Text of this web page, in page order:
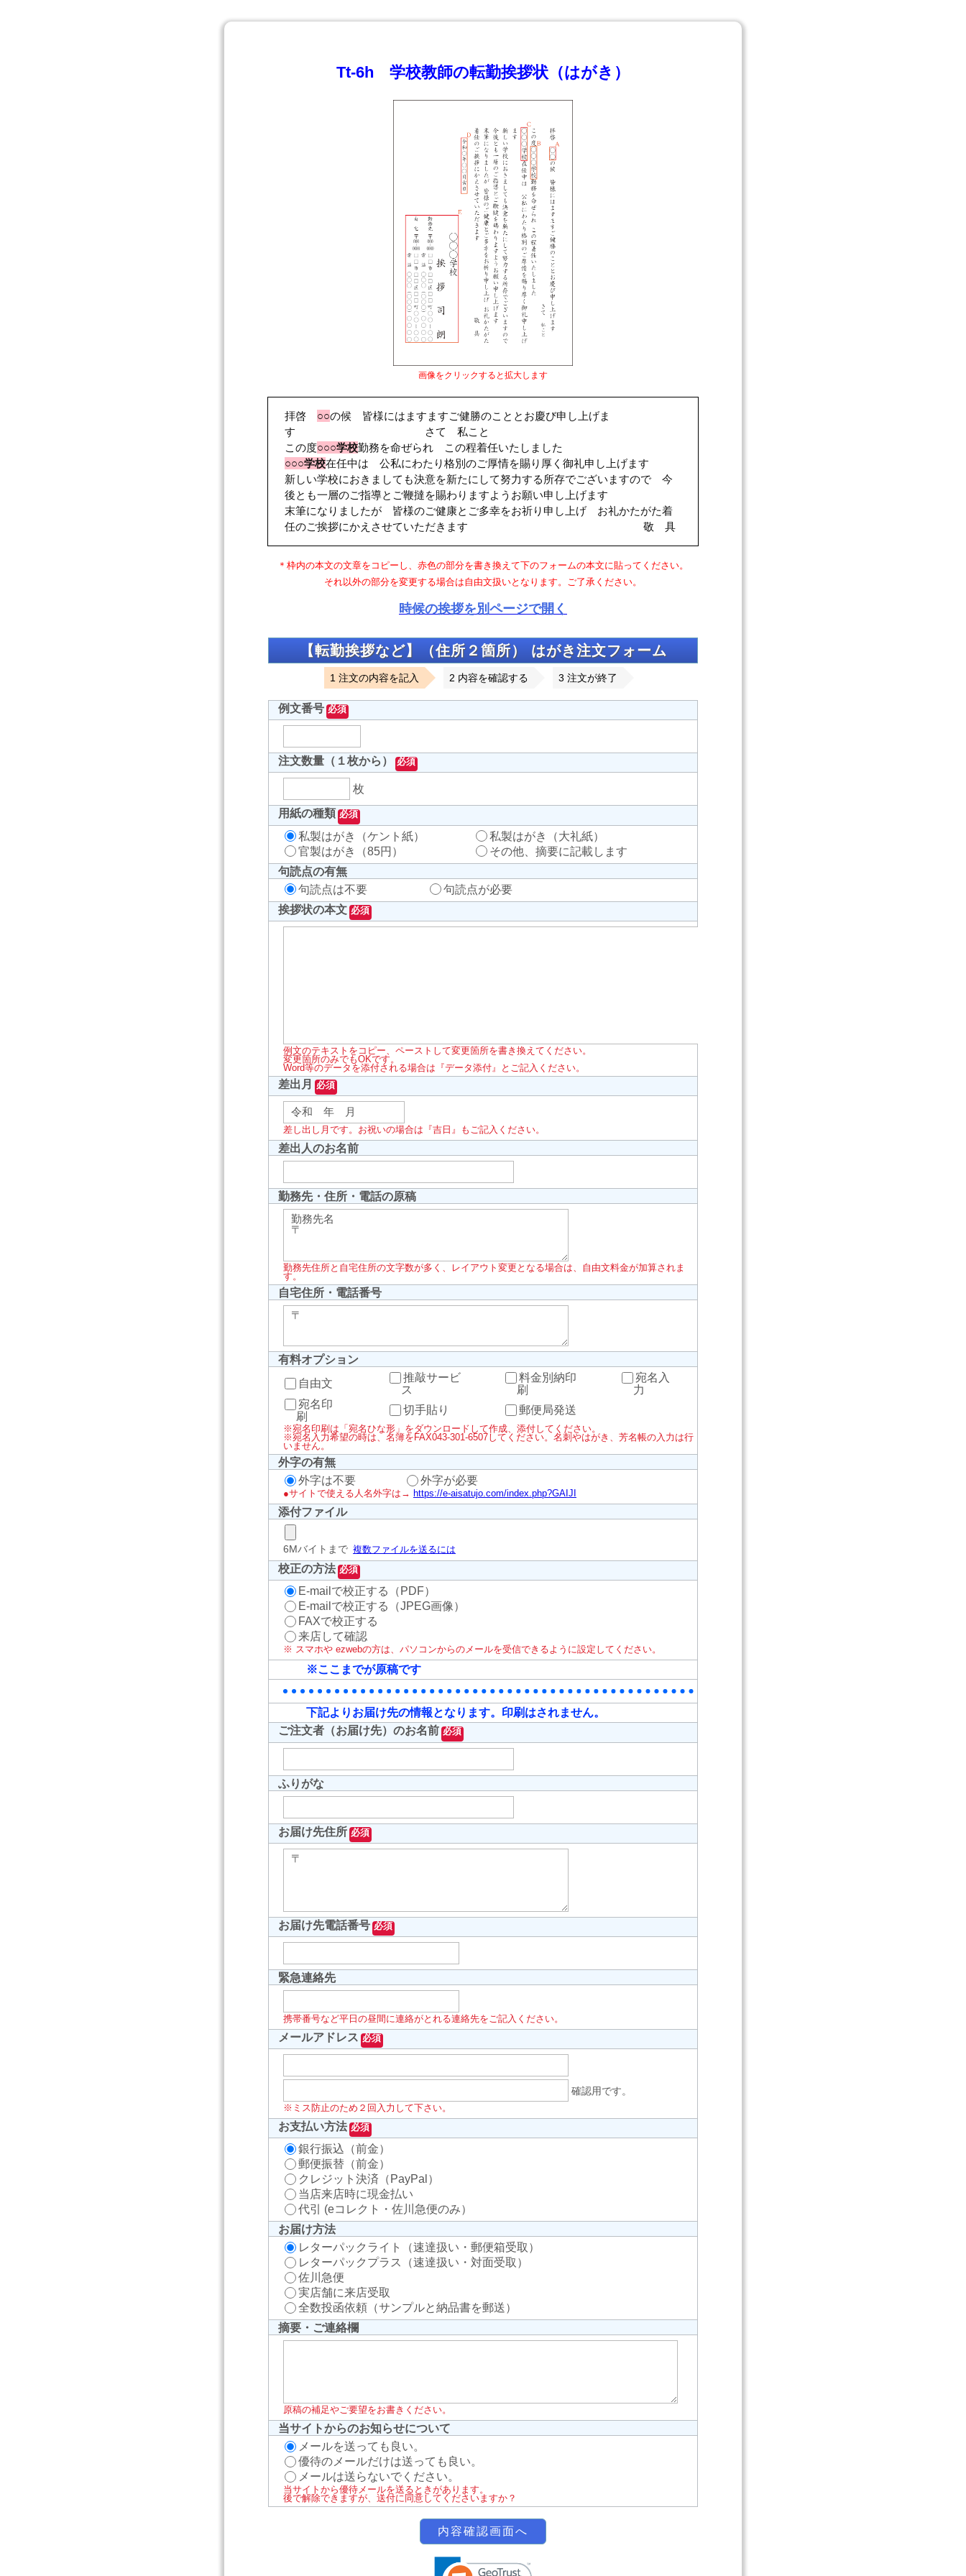
Tt-6h 学校教師の転勤挨拶状（はがき）
画像をクリックすると拡大します
拝啓 ○○の候 皆様にはますますご健勝のこととお慶び申し上げま
す さて 私こと
この度○○○学校勤務を命ぜられ この程着任いたしました
○○○学校在任中は 公私にわたり格別のご厚情を賜り厚く御礼申し上げます
新しい学校におきましても決意を新たにして努力する所存でございますので 今
後とも一層のご指導とご鞭撻を賜わりますようお願い申し上げます
末筆になりましたが 皆様のご健康とご多幸をお祈り申し上げ お礼かたがた着
任のご挨拶にかえさせていただきます 敬 具
＊枠内の本文の文章をコピーし、赤色の部分を書き換えて下のフォームの本文に貼ってください。
それ以外の部分を変更する場合は自由文扱いとなります。ご了承ください。
時候の挨拶を別ページで開く